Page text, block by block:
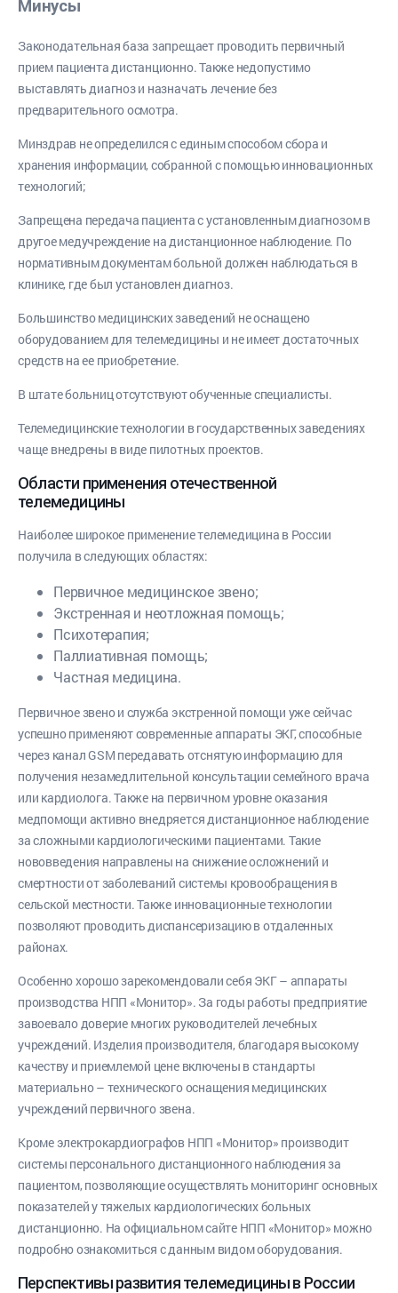
Минусы
Законодательная база запрещает проводить первичный
прием пациента дистанционно. Также недопустимо
выставлять диагноз и назначать лечение без
предварительного осмотра.
Минздрав не определился с единым способом сбора и
хранения информации, собранной с помощью инновационных
технологий;
Запрещена передача пациента с установленным диагнозом в
другое медучреждение на дистанционное наблюдение. По
нормативным документам больной должен наблюдаться в
клинике, где был установлен диагноз.
Большинство медицинских заведений не оснащено
оборудованием для телемедицины и не имеет достаточных
средств на ее приобретение.
В штате больниц отсутствуют обученные специалисты.
Телемедицинские технологии в государственных заведениях
чаще внедрены в виде пилотных проектов.
Области применения отечественной
телемедицины
Наиболее широкое применение телемедицина в России
получила в следующих областях:
Первичное медицинское звено;
Экстренная и неотложная помощь;
Психотерапия;
Паллиативная помощь;
Частная медицина.
Первичное звено и служба экстренной помощи уже сейчас
успешно применяют современные аппараты ЭКГ, способные
через канал GSM передавать отснятую информацию для
получения незамедлительной консультации семейного врача
или кардиолога. Также на первичном уровне оказания
медпомощи активно внедряется дистанционное наблюдение
за сложными кардиологическими пациентами. Такие
нововведения направлены на снижение осложнений и
смертности от заболеваний системы кровообращения в
сельской местности. Также инновационные технологии
позволяют проводить диспансеризацию в отдаленных
районах.
Особенно хорошо зарекомендовали себя ЭКГ – аппараты
производства НПП «Монитор». За годы работы предприятие
завоевало доверие многих руководителей лечебных
учреждений. Изделия производителя, благодаря высокому
качеству и приемлемой цене включены в стандарты
материально – технического оснащения медицинских
учреждений первичного звена.
Кроме электрокардиографов НПП «Монитор» производит
системы персонального дистанционного наблюдения за
пациентом, позволяющие осуществлять мониторинг основных
показателей у тяжелых кардиологических больных
дистанционно. На официальном сайте НПП «Монитор» можно
подробно ознакомиться с данным видом оборудования.
Перспективы развития телемедицины в России